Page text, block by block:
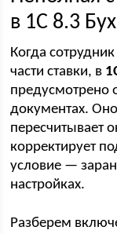
в 1С 8.3
Когда
части ставки, в
предусмотрено
документах.
пересчитывает
корректирует
условие —
настройках.
Разберем